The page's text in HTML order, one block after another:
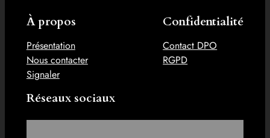
À propos
Présentation
Nous contacter
Signaler
Confidentialité
Contact DPO
RGPD
Réseaux sociaux